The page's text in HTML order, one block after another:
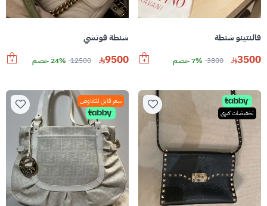
فالنتينو شنطة
3500
3800 7% خصم
شنطة قوتشي
9500
12500 24% خصم
تخفيضات كبرى
سعر قابل للتفاوض